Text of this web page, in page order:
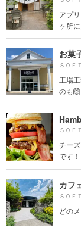
アプ
ヶ所
お菓
ＳＯＦ
工場
のも🙆
ＳＯＦ
チー
です
カフ
ＳＯＦ
どの